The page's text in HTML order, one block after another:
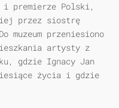
i premierze Polski,
przez siostrę
muzeum przeniesiono
artysty z
gdzie Ignacy Jan
życia i gdzie